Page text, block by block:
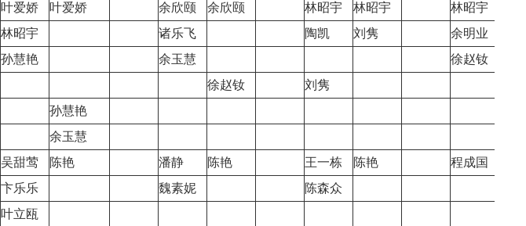
叶爱娇 叶爱娇 余欣颐 余欣颐 林昭宇 林昭宇 林昭宇
林昭宇 诸乐飞 陶凯 刘隽 余明业
孙慧艳 余玉慧
徐赵钕
徐赵钕
刘隽
孙慧艳
余玉慧
吴甜莺 陈艳 潘静 陈艳 王一栋 陈艳
程成国
卞乐乐 魏素妮
陈森众
叶立瓯